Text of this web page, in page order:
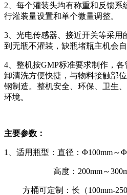
2、每个灌装头均有称重和反馈
行灌装量设置和单个微量调整。
3、光电传感器、接近开关等采用
到无瓶不灌装，缺瓶堵瓶主机会自
4、整机按GMP标准要求制作，
卸清洗方便快捷，与物料接触部
钢制造。整机安全、环保、卫生
环境。
主要参数：
1、适用瓶型：直径：Φ100mm
高度：200mm～
方桶可定制：长（100mm-